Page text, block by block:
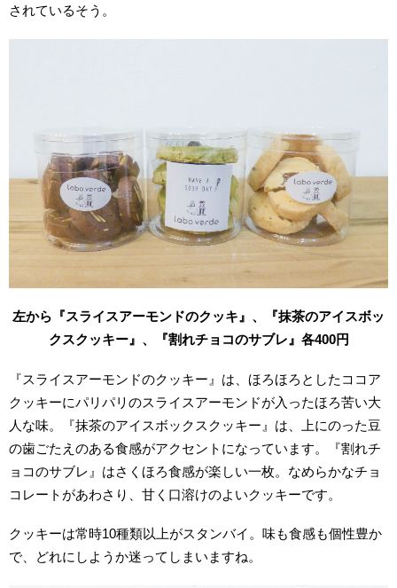
されているそう。
左から『スライスアーモンドのクッキ』、『抹茶のアイスボッ
クスクッキー』、『割れチョコのサブレ』各400円
『スライスアーモンドのクッキー』は、ほろほろとしたココア
クッキーにパリパリのスライスアーモンドが入ったほろ苦い大
人な味。『抹茶のアイスボックスクッキー』は、上にのった豆
の歯ごたえのある食感がアクセントになっています。『割れチ
ョコのサブレ』はさくほろ食感が楽しい一枚。なめらかなチョ
コレートがあわさり、甘く口溶けのよいクッキーです。
クッキーは常時10種類以上がスタンバイ。味も食感も個性豊か
で、どれにしようか迷ってしまいますね。